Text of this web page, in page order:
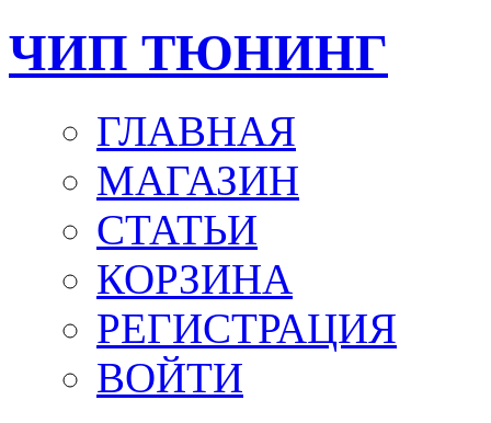
ЧИП ТЮНИНГ
ГЛАВНАЯ
МАГАЗИН
СТАТЬИ
КОРЗИНА
РЕГИСТРАЦИЯ
ВОЙТИ